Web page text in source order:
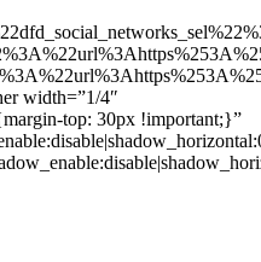
width=”1/4″
top: 30px !important;}”